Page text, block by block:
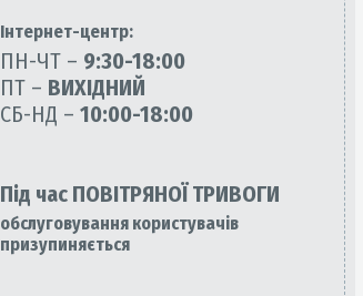
Інтернет-центр:
ПН-ЧТ – 9:30-18:00
ПТ – ВИХІДНИЙ
СБ-НД – 10:00-18:00
Під час ПОВІТРЯНОЇ ТРИВОГИ
обслуговування користувачів
призупиняється